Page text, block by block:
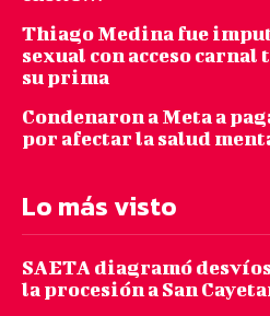
Thiago Medina fue
sexual con acceso carnal
su prima
Condenaron a Meta a
por afectar la salud
Lo más visto
SAETA diagramó
la procesión a San